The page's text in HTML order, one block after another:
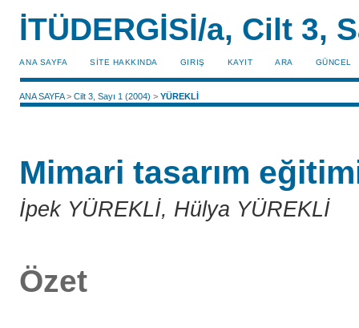
İTÜDERGİSİ/a, Cilt 3,
ANA SAYFA SİTE HAKKINDA GIRIŞ KAYIT ARA GÜNCEL
ANA SAYFA>Cilt 3, Sayı 1 (2004) >YÜREKLİ
Mimari tasarım
İpek YÜREKLİ, Hülya YÜREKLİ
Özet